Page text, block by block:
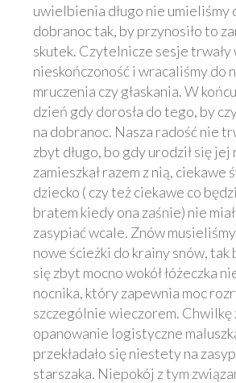
uwielbienia długo nie umieliśmy
dobranoc tak, by przynosiło to
skutek. Czytelnicze sesje trwały
nieskończoność i wracaliśmy do
mruczenia czy głaskania. W
dzień gdy dorosła do tego, by
na dobranoc. Nasza radość nie
zbyt długo, bo gdy urodził się jej
zamieszkał razem z nią, ciekawe
dziecko ( czy też ciekawe co
bratem kiedy ona zaśnie) nie
zasypiać wcale. Znów
nowe ścieżki do krainy snów, tak
się zbyt mocno wokół łóżeczka
nocnika, który zapewnia moc
szczególnie wieczorem. Chwilkę
opanowanie logistyczne
przekładało się niestety na
starszaka. Niepokój z tym